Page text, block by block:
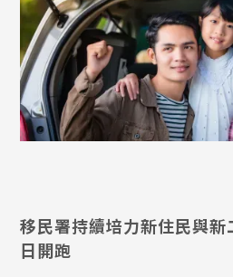
移民署持續培力新住民與
日開跑